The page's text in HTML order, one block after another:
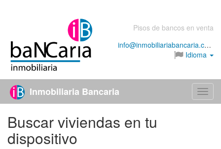
Pisos de bancos en venta
info@inmobiliariabancaria.com
Idioma
Menú
Inmobiliaria Bancaria
Buscar viviendas en tu
dispositivo